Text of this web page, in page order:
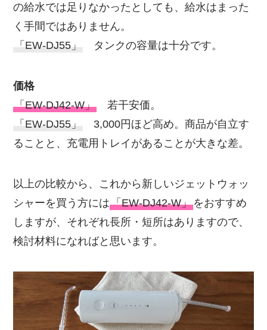
の給水では足りなかったとしても、給水はまった
く手間ではありません。
「EW-DJ55」
タンクの容量は十分です。
価格
「EW-DJ42-W」 若干安価。
「EW-DJ55」
3,000円ほど高め。商品が自立す
ることと、充電用トレイがあることが大きな差。
以上の比較から、これから新しいジェットウォッ
シャーを買う方には「EW-DJ42-W」をおすすめ
しますが、それぞれ長所・短所はありますので、
検討材料になればと思います。